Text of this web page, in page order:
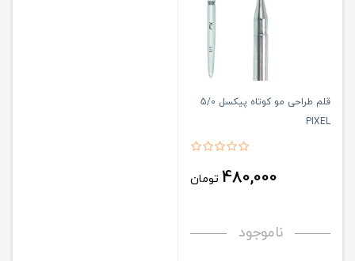
قلم طراحی مو کوتاه پیکسل 5/0
PIXEL
480,000 تومان
ناموجود